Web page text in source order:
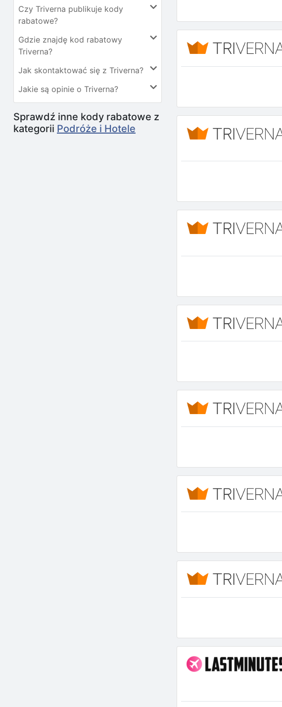
Czy Triverna publikuje kody
rabatowe?
Gdzie znajdę kod rabatowy
Triverna?
Jak skontaktować się z Triverna?
Jakie są opinie o Triverna?
Sprawdź inne kody rabatowe z
kategorii Podróże i Hotele